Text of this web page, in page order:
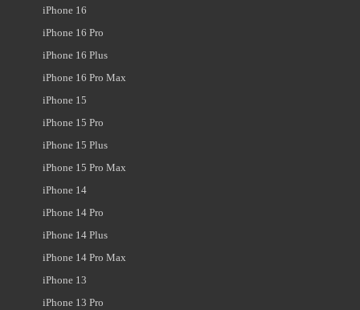
iPhone 16
iPhone 16 Pro
iPhone 16 Plus
iPhone 16 Pro Max
iPhone 15
iPhone 15 Pro
iPhone 15 Plus
iPhone 15 Pro Max
iPhone 14
iPhone 14 Pro
iPhone 14 Plus
iPhone 14 Pro Max
iPhone 13
iPhone 13 Pro